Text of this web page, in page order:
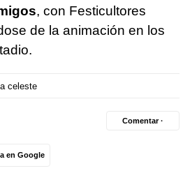
, con Festicultores
de la animación en los
celeste
en Google
Comentar ·